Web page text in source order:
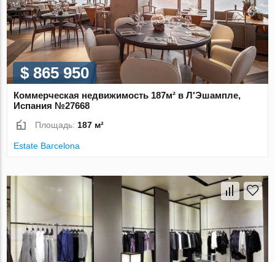
$ 865 950
Коммерческая недвижимость 187м² в Л'Эшампле,
Испания №27668
Площадь:187 м²
Estate Barcelona